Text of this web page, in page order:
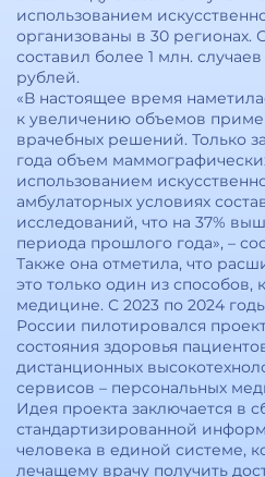
использованием
организованы в 30 регионах.
составил более 1 млн.
рублей.
«В настоящее время
к увеличению объемов
врачебных решений. Только
года объем
использованием
амбулаторных условиях
исследований, что на 37%
периода прошлого года», –
Также она отметила, что
это только один из
медицине. С 2023 по 2024
России пилотировался
состояния здоровья
дистанционных
сервисов – персональных
Идея проекта заключается в
стандартизированной
человека в единой системе,
лечащему врачу получить